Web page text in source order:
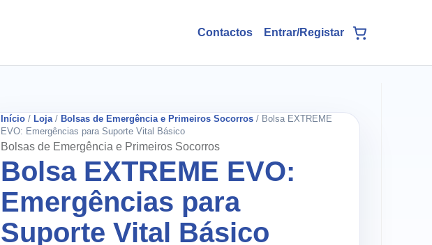
Contactos
Início/ Loja/ Bolsas de Emergência e Primeiros Socorros/ Bolsa EXTREME
EVO: Emergências para Suporte Vital Básico
Bolsas de Emergência e Primeiros Socorros
Bolsa EXTREME EVO:
Emergências para
Suporte Vital Básico